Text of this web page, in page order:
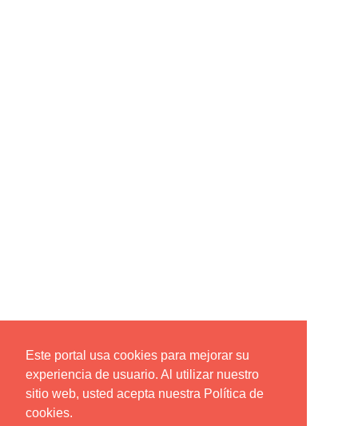
Este portal usa cookies para mejorar su
experiencia de usuario. Al utilizar nuestro
sitio web, usted acepta nuestra Política de
cookies.